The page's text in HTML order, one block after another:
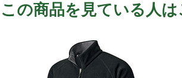
この商品を見ている人